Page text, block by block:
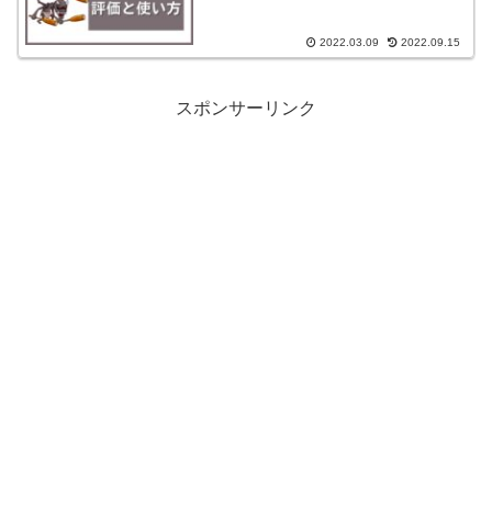
2022.03.09 2022.09.15
スポンサーリンク